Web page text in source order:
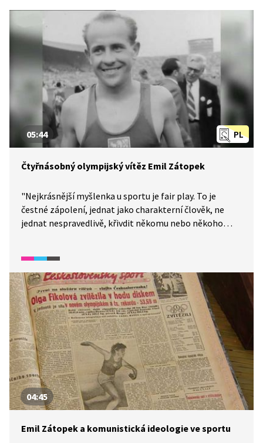
PL
05:44
Čtyřnásobný olympijský vítěz Emil Zátopek
"Nejkrásnější myšlenka u sportu je fair play. To je
čestné zápolení, jednat jako charakterní člověk, ne
jednat nespravedlivě, křivdit někomu nebo někoho
roku 1948 první atletické olympijské zlato
pro Československo, je jedním z nejznámějších
sportovců světa. Během své sportovní kariéry překonal
18 světových a 61 československých rekordů,
a to na různých tratích.
04:45
Emil Zátopek a komunistická ideologie ve sportu